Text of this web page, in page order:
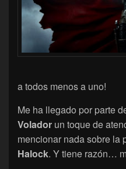
a todos menos a uno!
Me ha llegado por parte
Volador un toque de
mencionar nada sobre la
Halock. Y tiene razón…